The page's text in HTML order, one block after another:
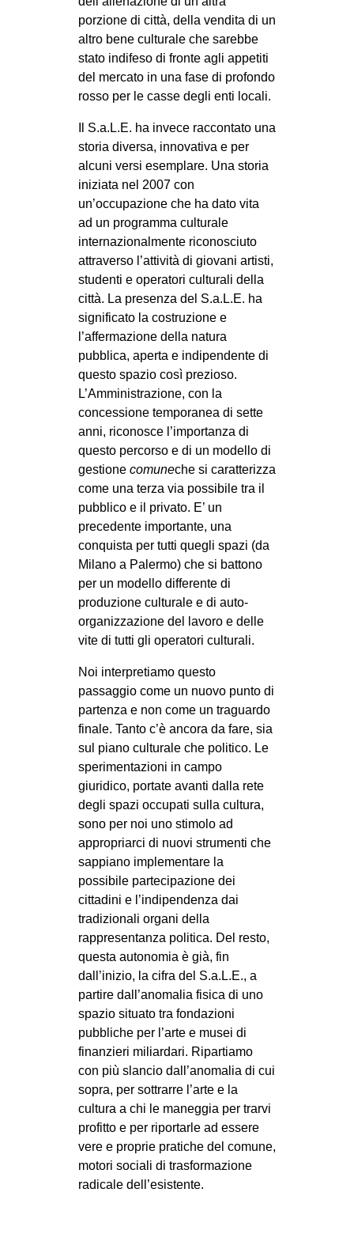
porzione di città, della vendita di un
altro bene culturale che sarebbe
stato indifeso di fronte agli appetiti
del mercato in una fase di profondo
rosso per le casse degli enti locali.
Il S.a.L.E. ha invece raccontato una
storia diversa, innovativa e per
alcuni versi esemplare. Una storia
iniziata nel 2007 con
un’occupazione che ha dato vita
ad un programma culturale
internazionalmente riconosciuto
attraverso l’attività di giovani artisti,
studenti e operatori culturali della
città. La presenza del S.a.L.E. ha
significato la costruzione e
l’affermazione della natura
pubblica, aperta e indipendente di
questo spazio così prezioso.
L’Amministrazione, con la
concessione temporanea di sette
anni, riconosce l’importanza di
questo percorso e di un modello di
gestione comuneche si caratterizza
come una terza via possibile tra il
pubblico e il privato. E’ un
precedente importante, una
conquista per tutti quegli spazi (da
Milano a Palermo) che si battono
per un modello differente di
produzione culturale e di auto-
organizzazione del lavoro e delle
vite di tutti gli operatori culturali.
Noi interpretiamo questo
passaggio come un nuovo punto di
partenza e non come un traguardo
finale. Tanto c’è ancora da fare, sia
sul piano culturale che politico. Le
sperimentazioni in campo
giuridico, portate avanti dalla rete
degli spazi occupati sulla cultura,
sono per noi uno stimolo ad
appropriarci di nuovi strumenti che
sappiano implementare la
possibile partecipazione dei
cittadini e l’indipendenza dai
tradizionali organi della
rappresentanza politica. Del resto,
questa autonomia è già, fin
dall’inizio, la cifra del S.a.L.E., a
partire dall’anomalia fisica di uno
spazio situato tra fondazioni
pubbliche per l’arte e musei di
finanzieri miliardari. Ripartiamo
con più slancio dall’anomalia di cui
sopra, per sottrarre l’arte e la
cultura a chi le maneggia per trarvi
profitto e per riportarle ad essere
vere e proprie pratiche del comune,
motori sociali di trasformazione
radicale dell’esistente.